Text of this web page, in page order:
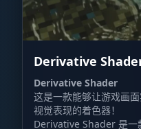
Derivative
Derivative Shader
这是一款能够让游戏画
视觉表现的着色器！
Derivative Shader 是一